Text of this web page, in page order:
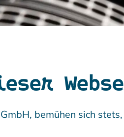
bemühen sich